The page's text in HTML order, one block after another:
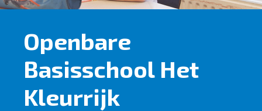
Openbare
Basisschool Het
Kleurrijk